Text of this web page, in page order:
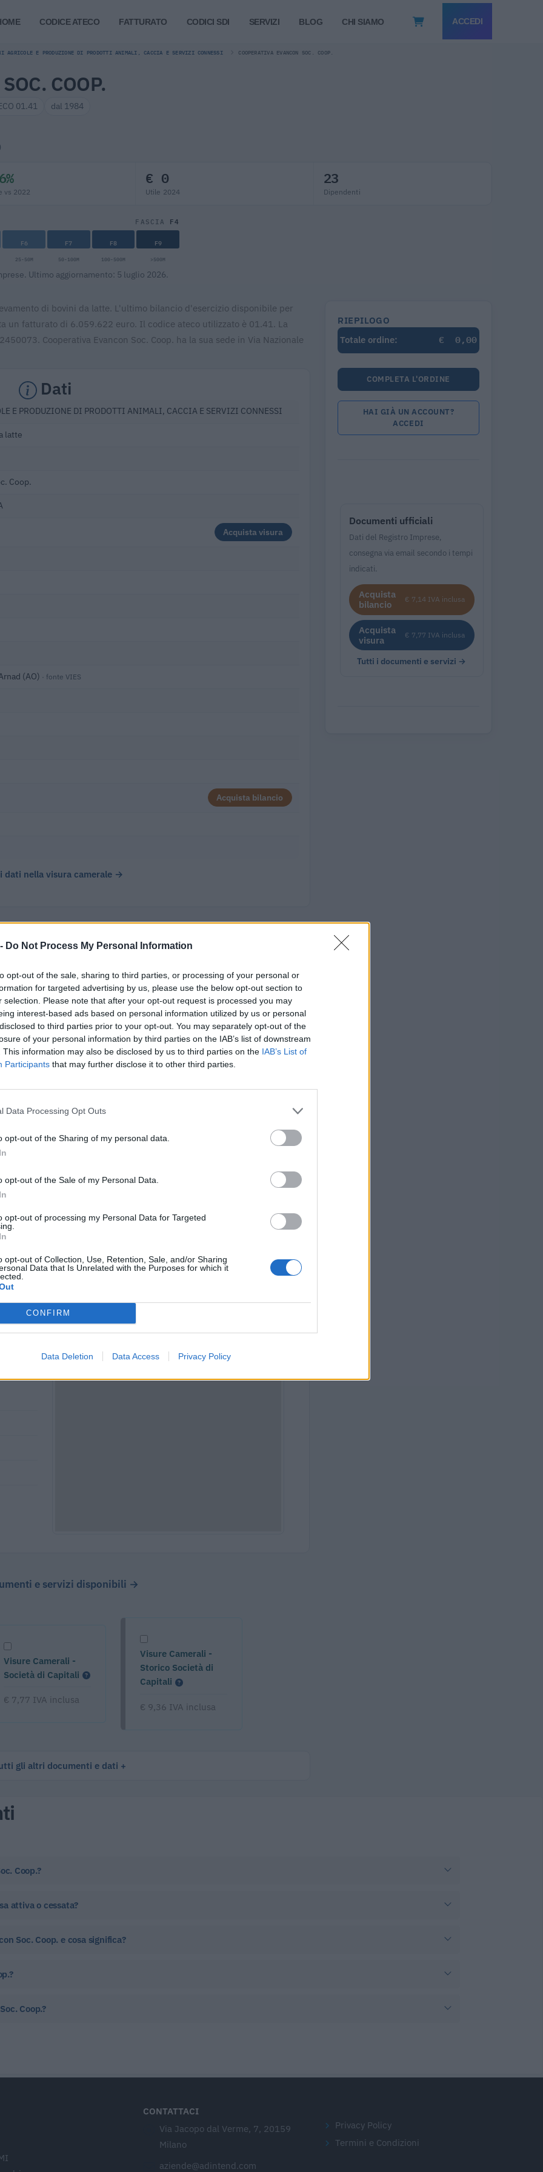
Do Not Process My Personal Information
opt-out of the sale, sharing to third parties, or processing of your personal or
for targeted advertising by us, please use the below opt-out section to
selection. Please note that after your opt-out request is processed you may
interest-based ads based on personal information utilized by us or personal
to third parties prior to your opt-out. You may separately opt-out of the
of your personal information by third parties on the IAB’s list of downstream
This information may also be disclosed by us to third parties on the IAB’s List of
Participants that may further disclose it to other third parties.
Data Processing Opt Outs
opt-out of the Sharing of my personal data.
opt-out of the Sale of my Personal Data.
opt-out of processing my Personal Data for Targeted
opt-out of Collection, Use, Retention, Sale, and/or Sharing
Data that Is Unrelated with the Purposes for which it
CONFIRM
Data Deletion Data Access Privacy Policy
CODICE ATECO FATTURATO CODICI SDI SERVIZI BLOG CHI SIAMO ACCEDI
AGRICOLE E PRODUZIONE DI PRODOTTI ANIMALI, CACCIA E SERVIZI CONNESSI COOPERATIVA EVANCON SOC. COOP.
COOP.
01.41 dal 1984
vs 2022
€ 0
Utile 2024
23
Dipendenti
FASCIA F4
F6 F7 F8 F9
25-50M 50-100M 100-500M >500M
Ultimo aggiornamento: 5 luglio 2026.
di bovini da latte. L'ultimo bilancio d'esercizio disponibile per
un fatturato di 6.059.622 euro. Il codice ateco utilizzato è 01.41. La
Cooperativa Evancon Soc. Coop. ha la sua sede in Via Nazionale
Dati
E PRODUZIONE DI PRODOTTI ANIMALI, CACCIA E SERVIZI CONNESSI
latte
Coop.
Acquista visura
(AO) · fonte VIES
Acquista bilancio
dati nella visura camerale →
Evancon Soc. Coop. ha registrato un fatturato di € 6.059.622,
(2022), chiudendo con un utile di € 0.
Δ% UTILE/PERDITA DIPENDENTI
+29,6% vs 2022 € 0 23
—
€ 263.462
euro ) èsuperiore allamediana delle aziende dello stesso settore
divisione ATECO a livello nazionale.
e servizi disponibili →
Visure Camerali -
Società di Capitali
€ 7,77 IVA inclusa
Visure Camerali -
Storico Società di
Capitali
€ 9,36 IVA inclusa
gli altri documenti e dati
RIEPILOGO
Totale ordine:
€ 0,00
COMPLETA L'ORDINE
HAI GIÀ UN ACCOUNT?
ACCEDI
Documenti ufficiali
Dati del Registro Imprese,
consegna via email secondo i tempi
indicati.
Acquista
bilancio
€ 7,14 IVA inclusa
Acquista
visura
€ 7,77 IVA inclusa
Tutti i documenti e servizi →
Coop.?
attiva o cessata?
Soc. Coop. e cosa significa?
Coop.?
CONTATTACI
Via Jacopo dal Verme, 7, 20159
Milano
aziende@adintend.com
Privacy Policy
Termini e Condizioni